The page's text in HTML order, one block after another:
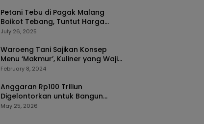
Petani Tebu di Pagak Malang
Boikot Tebang, Tuntut Harga
yang Layak
July 26, 2025
Waroeng Tani Sajikan Konsep
Menu ‘Makmur’, Kuliner yang Wajib
Dikunjungi di Malang
February 8, 2024
Anggaran Rp100 Triliun
Digelontorkan untuk Bangun
Kembali Sumatra, Hunian Korban
May 25, 2026